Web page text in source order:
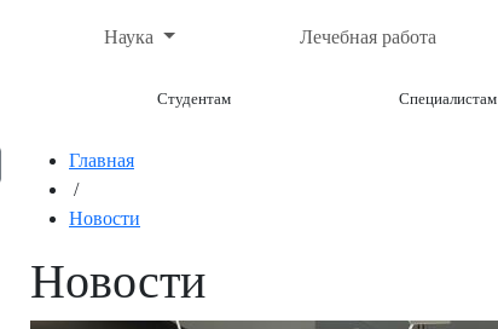
Наука Лечебная работа
Студентам Специалистам
Главная
/
Новости
Новости